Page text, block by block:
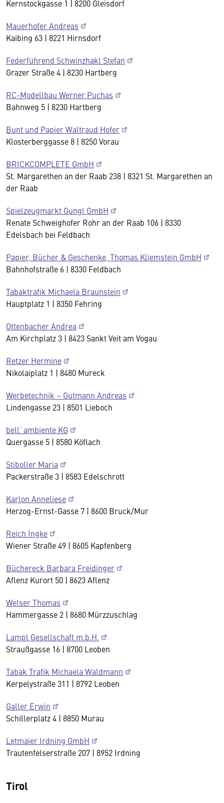
Kernstockgasse 1 | 8200 Gleisdorf
Mauerhofer Andreas
Kaibing 63 | 8221 Hirnsdorf
Federführend Schwinzhakl Stefan
Grazer Straße 4 | 8230 Hartberg
RC-Modellbau Werner Puchas
Bahnweg 5 | 8230 Hartberg
Bunt und Papier Waltraud Hofer
Klosterberggasse 8 | 8250 Vorau
BRICKCOMPLETE GmbH
St. Margarethen an der Raab 238 | 8321 St. Margarethen an
der Raab
Spielzeugmarkt Gungl GmbH
Renate Schweighofer Rohr an der Raab 106 | 8330
Edelsbach bei Feldbach
Papier, Bücher & Geschenke, Thomas Kliemstein GmbH
Bahnhofstraße 6 | 8330 Feldbach
Tabaktrafik Michaela Braunstein
Hauptplatz 1 | 8350 Fehring
Ottenbacher Andrea
Am Kirchplatz 3 | 8423 Sankt Veit am Vogau
Retzer Hermine
Nikolaiplatz 1 | 8480 Mureck
Werbetechnik – Gutmann Andreas
Lindengasse 23 | 8501 Lieboch
bell`ambiente KG
Quergasse 5 | 8580 Köflach
Stiboller Maria
Packerstraße 3 | 8583 Edelschrott
Karlon Anneliese
Herzog-Ernst-Gasse 7 | 8600 Bruck/Mur
Reich Ingke
Wiener Straße 49 | 8605 Kapfenberg
Büchereck Barbara Freidinger
Aflenz Kurort 50 | 8623 Aflenz
Welser Thomas
Hammergasse 2 | 8680 Mürzzuschlag
Lampl Gesellschaft m.b.H.
Straußgasse 16 | 8700 Leoben
Tabak Trafik Michaela Waldmann
Kerpelystraße 311 | 8792 Leoben
Galler Erwin
Schillerplatz 4 | 8850 Murau
Letmaier Irdning GmbH
Trautenfelserstraße 207 | 8952 Irdning
Tirol